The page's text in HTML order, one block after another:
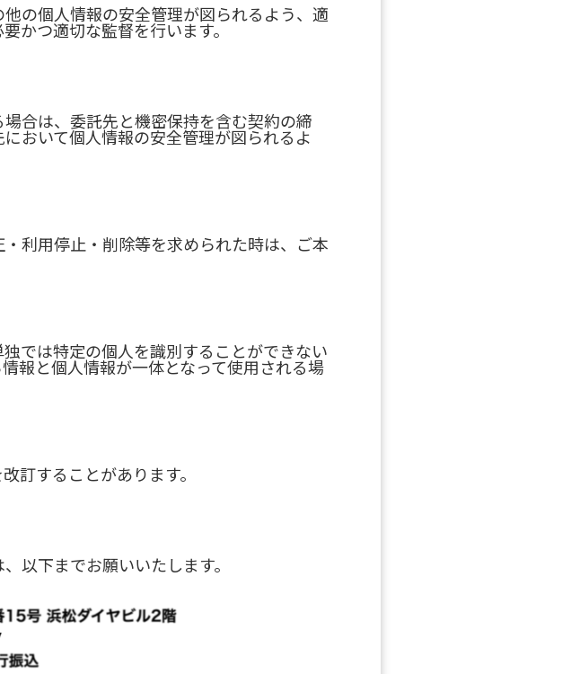
の個人情報の安全管理が図られるよう、適
かつ適切な監督を行います。
合は、委託先と機密保持を含む契約の締
おいて個人情報の安全管理が図られるよ
利用停止・削除等を求められた時は、ご本
では特定の個人を識別することができない
報と個人情報が一体となって使用される場
訂することがあります。
以下までお願いいたします。